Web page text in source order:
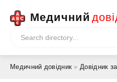
Медичний
Медичний довідник »Довідник